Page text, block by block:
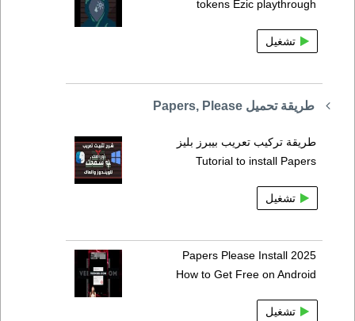
tokens Ezic playthrough
تشغيل
طريقة تحميل Papers, Please
طريقة تركيب تعريب بيبرز بليز
Tutorial to install Papers
تشغيل
Papers Please Install 2025
How to Get Free on Android
تشغيل